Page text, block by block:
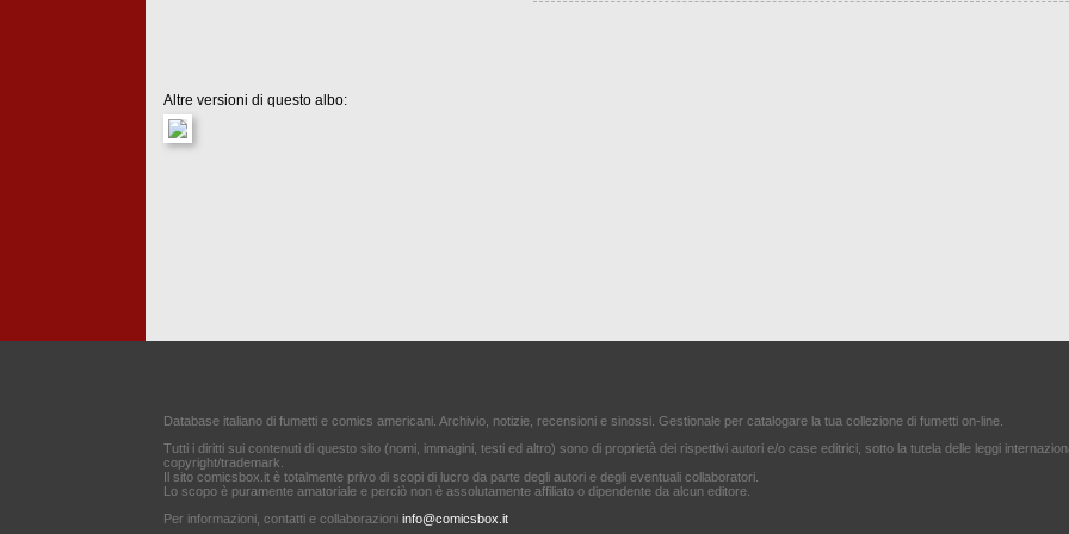
Altre versioni di questo albo:
Database italiano di fumetti e comics americani. Archivio, notizie, recensioni e sinossi. Gestionale per catalogare la tua collezione di fumetti on-line.
Tutti i diritti sui contenuti di questo sito (nomi, immagini, testi ed altro) sono di proprietà dei rispettivi autori e/o case editrici, sotto la tutela delle leggi
copyright/trademark.
Il sito comicsbox.it è totalmente privo di scopi di lucro da parte degli autori e degli eventuali collaboratori.
Lo scopo è puramente amatoriale e perciò non è assolutamente affiliato o dipendente da alcun editore.
Per informazioni, contatti e collaborazioni info@comicsbox.it